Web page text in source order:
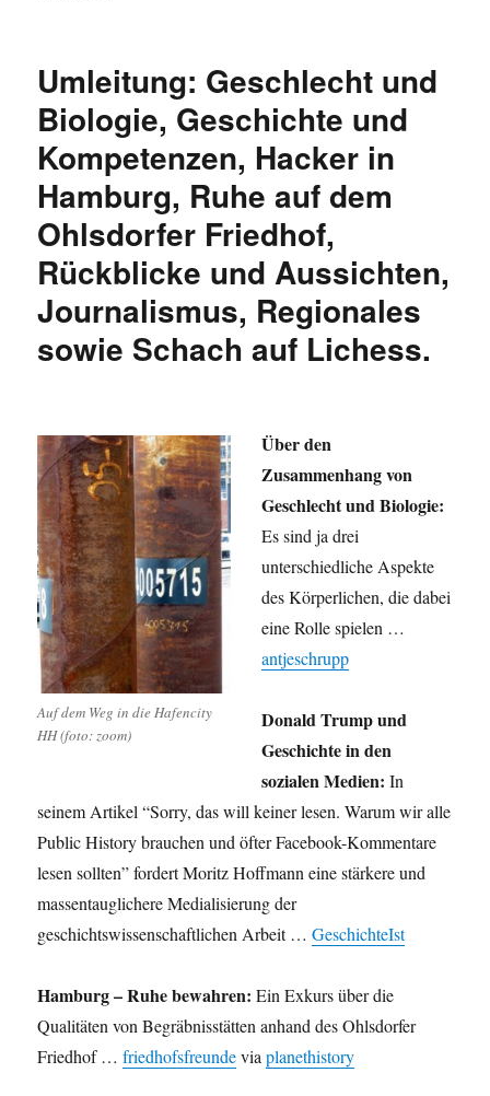
weg
engen
Blick
auf
das
Müllproblem
Umleitung: Geschlecht und
Biologie, Geschichte und
Kompetenzen, Hacker in
Hamburg, Ruhe auf dem
Ohlsdorfer Friedhof,
Rückblicke und Aussichten,
Journalismus, Regionales
sowie Schach auf Lichess.
Auf dem Weg in die Hafencity
HH (foto: zoom)
Über den
Zusammenhang von
Geschlecht und Biologie:
Es sind ja drei
unterschiedliche Aspekte
des Körperlichen, die dabei
eine Rolle spielen …
antjeschrupp
Donald Trump und
Geschichte in den
sozialen Medien: In
seinem Artikel “Sorry, das will keiner lesen. Warum wir alle
Public History brauchen und öfter Facebook-Kommentare
lesen sollten” fordert Moritz Hoffmann eine stärkere und
massentauglichere Medialisierung der
geschichtswissenschaftlichen Arbeit …GeschichteIst
Hamburg – Ruhe bewahren: Ein Exkurs über die
Qualitäten von Begräbnisstätten anhand des Ohlsdorfer
Friedhof …friedhofsfreundeviaplanethistory